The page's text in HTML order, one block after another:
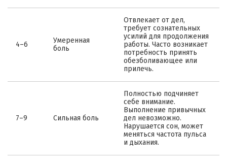
4–6
Умеренная
боль
Отвлекает от дел,
требует сознательных
усилий для продолжения
работы. Часто возникает
потребность принять
обезболивающее или
прилечь.
7–9 Сильная боль
Полностью подчиняет
себе внимание.
Выполнение привычных
дел невозможно.
Нарушается сон, может
меняться частота пульса
и дыхания.